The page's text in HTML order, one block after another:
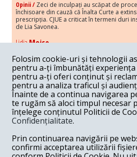
Opinii / Zeci de inculpați au scăpat de
închisoare din cauză că Înalta Curte a
prescripția. CJUE a criticat în termeni duri
de Lia Savonea.
LidiaMoise
Costurile economice ale haosului
Opinii / Economia nu poate rezista cu
susținerii intereselor poporului, care, de
obsesia menținerii privilegiilor și a averilor
Melania Cincea
Noi puseuri de xenofobie din
„neaoși”
Periodic, în spațiul public sunt voci
mesaje xenofobe la adresa câte unui
anumit grup politico-mediatic, într-un
Folosim cookie-uri și tehnologii
pentru a-ți îmbunătăți experiența
pentru a-ți oferi conținut și
pentru a analiza traficul și
Înainte de a continua navigarea
te rugăm să aloci timpul necesar
înțelege conținutul Politicii de
Confidențialitate.
Prin continuarea navigării pe
confirmi acceptarea utilizării